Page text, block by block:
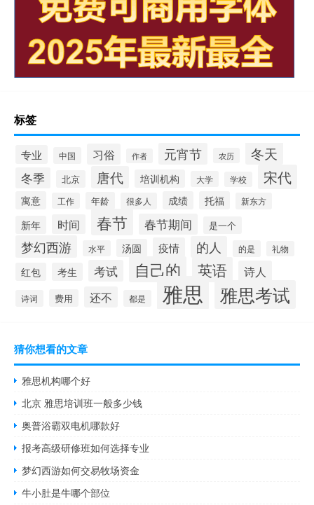
标签
专业 中国 习俗 作者 元宵节 农历 冬天
冬季 北京 唐代 培训机构 大学 学校 宋代
寓意 工作 年龄 很多人 成绩 托福 新东方
新年 时间 春节 春节期间 是一个
梦幻西游 水平 汤圆 疫情 的人 的是 礼物
红包 考生 考试 自己的 英语 诗人
诗词 费用 还不 都是 雅思 雅思考试
猜你想看的文章
雅思机构哪个好
北京 雅思培训班一般多少钱
奥普浴霸双电机哪款好
报考高级研修班如何选择专业
梦幻西游如何交易牧场资金
牛小肚是牛哪个部位